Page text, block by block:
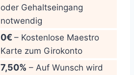
oder Gehaltseingang
notwendig
0€ – Kostenlose Maestro
Karte zum Girokonto
7,50% – Auf Wunsch wird